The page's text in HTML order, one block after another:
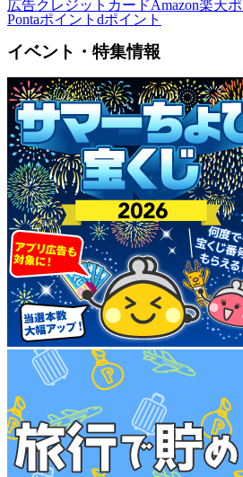
広告クレジットカードAmazon楽天
Pontaポイント dポイント
イベント・特集情報